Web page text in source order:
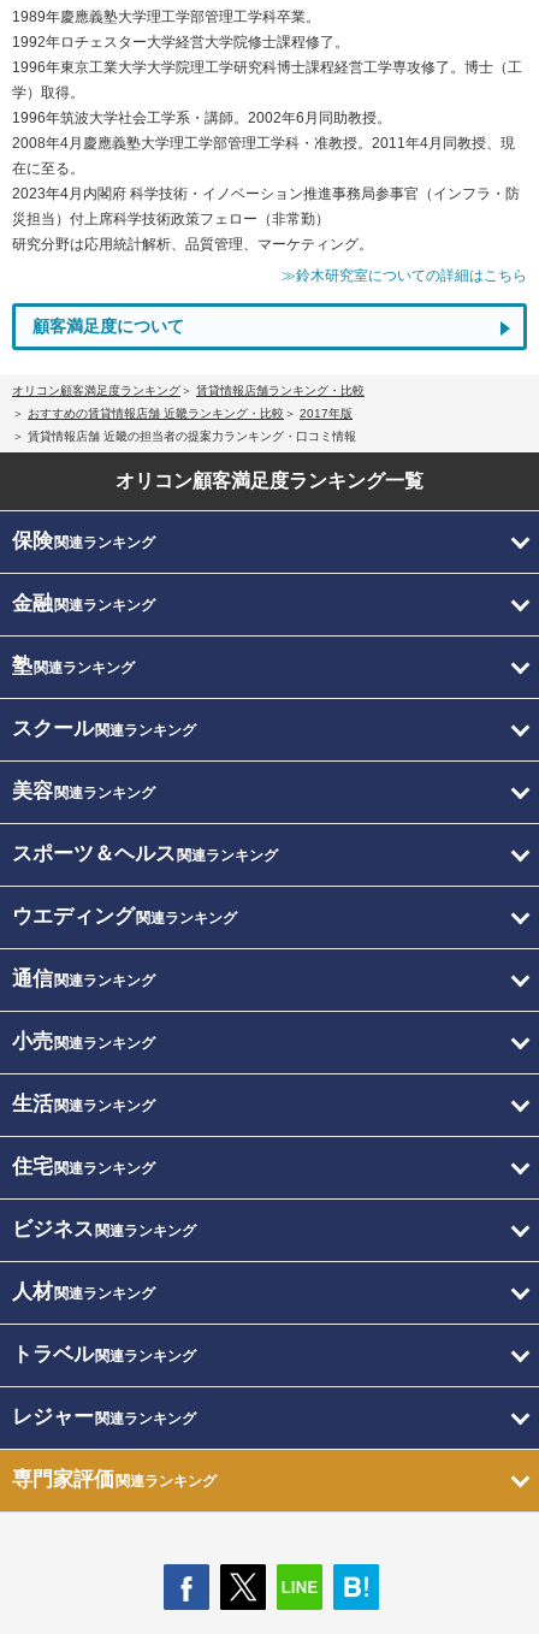
1989年慶應義塾大学理工学部管理工学科卒業。
1992年ロチェスター大学経営大学院修士課程修了。
1996年東京工業大学大学院理工学研究科博士課程経営工学専攻修了。博士（工
学）取得。
1996年筑波大学社会工学系・講師。2002年6月同助教授。
2008年4月慶應義塾大学理工学部管理工学科・准教授。2011年4月同教授、現
在に至る。
2023年4月内閣府 科学技術・イノベーション推進事務局参事官（インフラ・防
災担当）付上席科学技術政策フェロー（非常勤）
研究分野は応用統計解析、品質管理、マーケティング。
≫鈴木研究室についての詳細はこちら
顧客満足度について
オリコン顧客満足度ランキング
賃貸情報店舗ランキング・比較
おすすめの賃貸情報店舗 近畿ランキング・比較
2017年版
賃貸情報店舗 近畿の担当者の提案力ランキング・口コミ情報
オリコン顧客満足度ランキング一覧
保険関連ランキング
金融関連ランキング
塾関連ランキング
スクール関連ランキング
美容関連ランキング
スポーツ＆ヘルス 関連ランキング
ウエディング関連ランキング
通信関連ランキング
小売関連ランキング
生活関連ランキング
住宅関連ランキング
ビジネス 関連ランキング
人材関連ランキング
トラベル関連ランキング
レジャー関連ランキング
専門家評価関連ランキング